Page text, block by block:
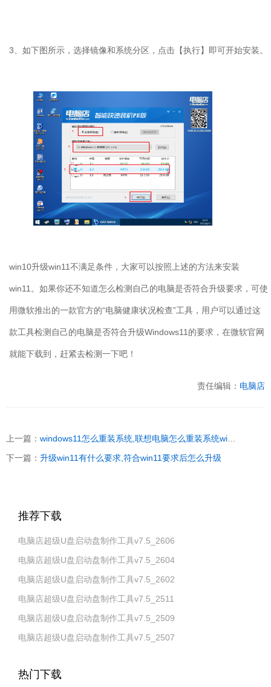
3、如下图所示，选择镜像和系统分区，点击【执行】即可开始安装。
win10升级win11不满足条件，大家可以按照上述的方法来安装
win11 。如果你还不知道怎么检测自己的电脑是否符合升级要求，可使
用微软推出的一款官方的“电脑健康状况检查”工具，用户可以通过这
款工具检测自己的电脑是否符合升级Windows11 的要求，在微软官网
就能下载到，赶紧去检测一下吧！
责任编辑： 电脑店
上一篇： windows11怎么重装系统,联想电脑怎么重装系统win11
下一篇： 升级win11有什么要求,符合win11要求后怎么升级
推荐下载
电脑店超级U盘启动盘制作工具v7.5_2606
电脑店超级U盘启动盘制作工具v7.5_2604
电脑店超级U盘启动盘制作工具v7.5_2602
电脑店超级U盘启动盘制作工具v7.5_2511
电脑店超级U盘启动盘制作工具v7.5_2509
电脑店超级U盘启动盘制作工具v7.5_2507
热门下载